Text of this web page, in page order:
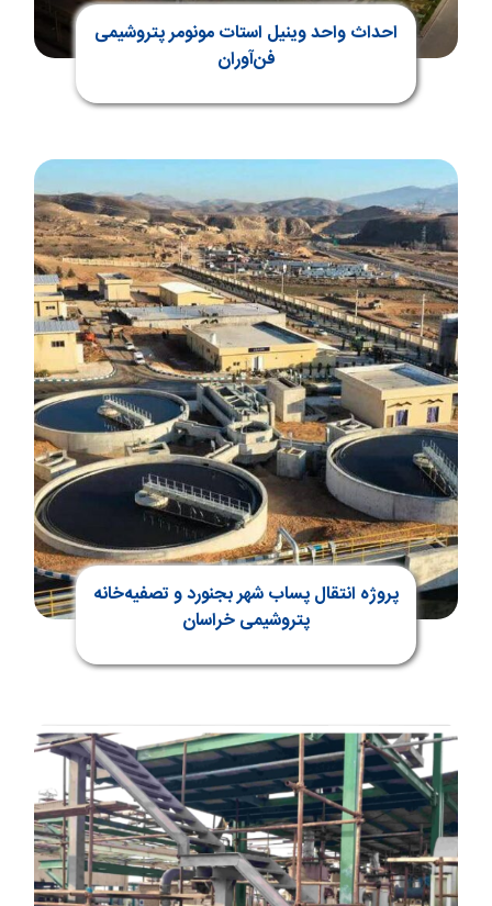
احداث واحد وینیل استات مونومر پتروشیمی
فن‌آوران
پروژه انتقال پساب شهر بجنورد و تصفیه‌خانه
پتروشیمی خراسان